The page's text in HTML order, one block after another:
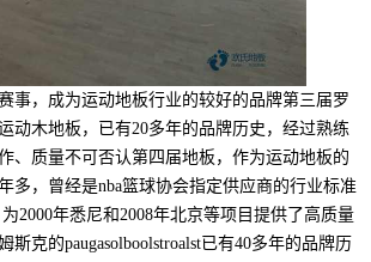
，成为运动地板行业的较好的品牌第三届罗
动木地板，已有20多年的品牌历史，经过熟练
、质量不可否认第四届地板，作为运动地板的
多，曾经是nba篮球协会指定供应商的行业标准
2000年悉尼和2008年北京等项目提供了高质量
斯克的paugasolboolstroalst已有40多年的品牌历